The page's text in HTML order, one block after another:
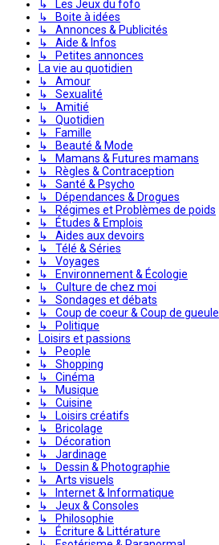
↳ Les Jeux du fofo
↳ Boite à idées
↳ Annonces & Publicités
↳ Aide & Infos
↳ Petites annonces
La vie au quotidien
↳ Amour
↳ Sexualité
↳ Amitié
↳ Quotidien
↳ Famille
↳ Beauté & Mode
↳ Mamans & Futures mamans
↳ Règles & Contraception
↳ Santé & Psycho
↳ Dépendances & Drogues
↳ Régimes et Problèmes de poids
↳ Études & Emplois
↳ Aides aux devoirs
↳ Télé & Séries
↳ Voyages
↳ Environnement & Écologie
↳ Culture de chez moi
↳ Sondages et débats
↳ Coup de coeur & Coup de gueule
↳ Politique
Loisirs et passions
↳ People
↳ Shopping
↳ Cinéma
↳ Musique
↳ Cuisine
↳ Loisirs créatifs
↳ Bricolage
↳ Décoration
↳ Jardinage
↳ Dessin & Photographie
↳ Arts visuels
↳ Internet & Informatique
↳ Jeux & Consoles
↳ Philosophie
↳ Écriture & Littérature